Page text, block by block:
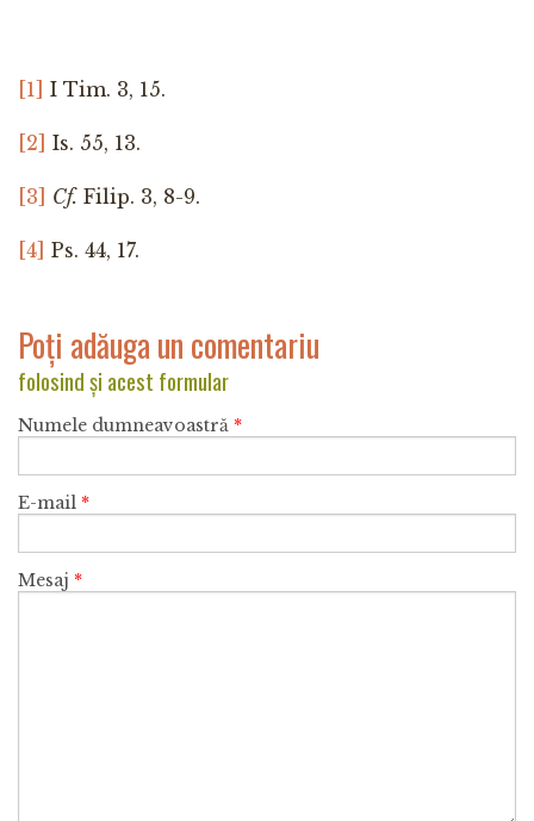
[1] I Tim. 3, 15.
[2] Is. 55, 13.
[3] Cf. Filip. 3, 8-9.
[4] Ps. 44, 17.
Poți adăuga un comentariu
folosind și acest formular
Numele dumneavoastră *
E-mail *
Mesaj *